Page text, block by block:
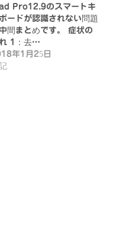
Pro12.9のスマートキ
ードが認識されない問題
間まとめです。 症状の
1：去…
年1月25日